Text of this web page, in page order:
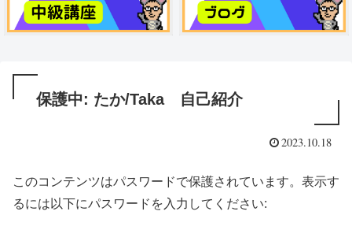
保護中: たか/Taka 自己紹介
2023.10.18
このコンテンツはパスワードで保護されています。表示す
るには以下にパスワードを入力してください: